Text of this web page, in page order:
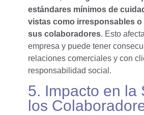
estándares mínimos de
vistas como irresponsables o
sus colaboradores. Esto
empresa y puede tener
relaciones comerciales y con
responsabilidad social.
5. Impacto en la
los